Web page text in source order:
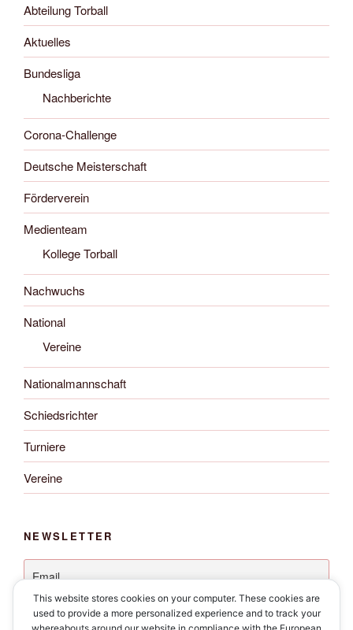
Abteilung Torball
Aktuelles
Bundesliga
Nachberichte
Corona-Challenge
Deutsche Meisterschaft
Förderverein
Medienteam
Kollege Torball
Nachwuchs
National
Vereine
Nationalmannschaft
Schiedsrichter
Turniere
Vereine
NEWSLETTER
This website stores cookies on your computer. These cookies are
used to provide a more personalized experience and to track your